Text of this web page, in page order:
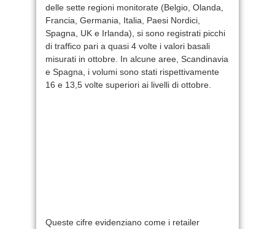
delle sette regioni monitorate (Belgio, Olanda,
Francia, Germania, Italia, Paesi Nordici,
Spagna, UK e Irlanda), si sono registrati picchi
di traffico pari a quasi 4 volte i valori basali
misurati in ottobre. In alcune aree, Scandinavia
e Spagna, i volumi sono stati rispettivamente
16 e 13,5 volte superiori ai livelli di ottobre.
Queste cifre evidenziano come i retailer